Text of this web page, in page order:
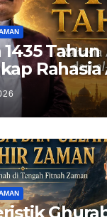
Tahun
Rahasia
al-
Mimpi